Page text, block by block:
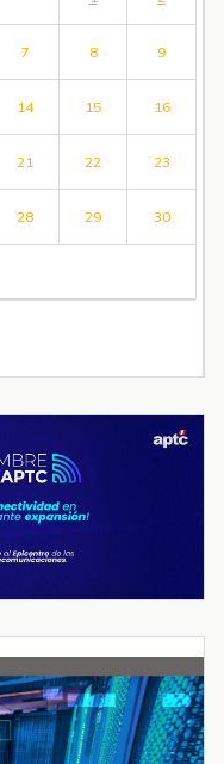
7 8 9
14 15 16
21 22 23
28 29 30